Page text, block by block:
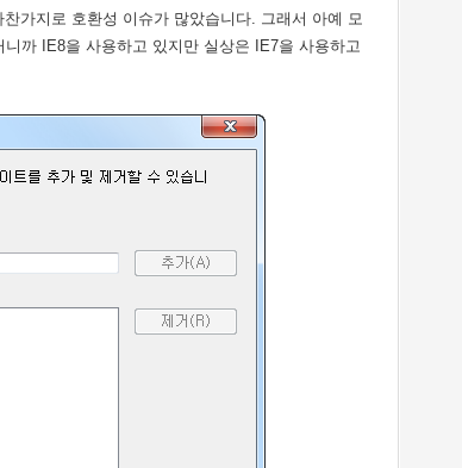
가지로 호환성 이슈가 많았습니다. 그래서 아예 모
까 IE8을 사용하고 있지만 실상은 IE7을 사용하고